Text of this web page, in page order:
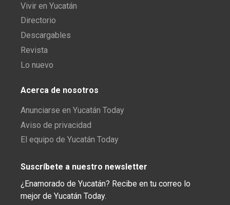
Vivir en Yucatán
Directorio
Descargables
Revista
Lo nuevo
Acerca de nosotros
Anunciarse en Yucatán Today
Aviso de privacidad
El equipo de Yucatán Today
Suscríbete a nuestro newsletter
¿Enamorado de Yucatán? Recibe en tu correo lo
mejor de Yucatán Today.